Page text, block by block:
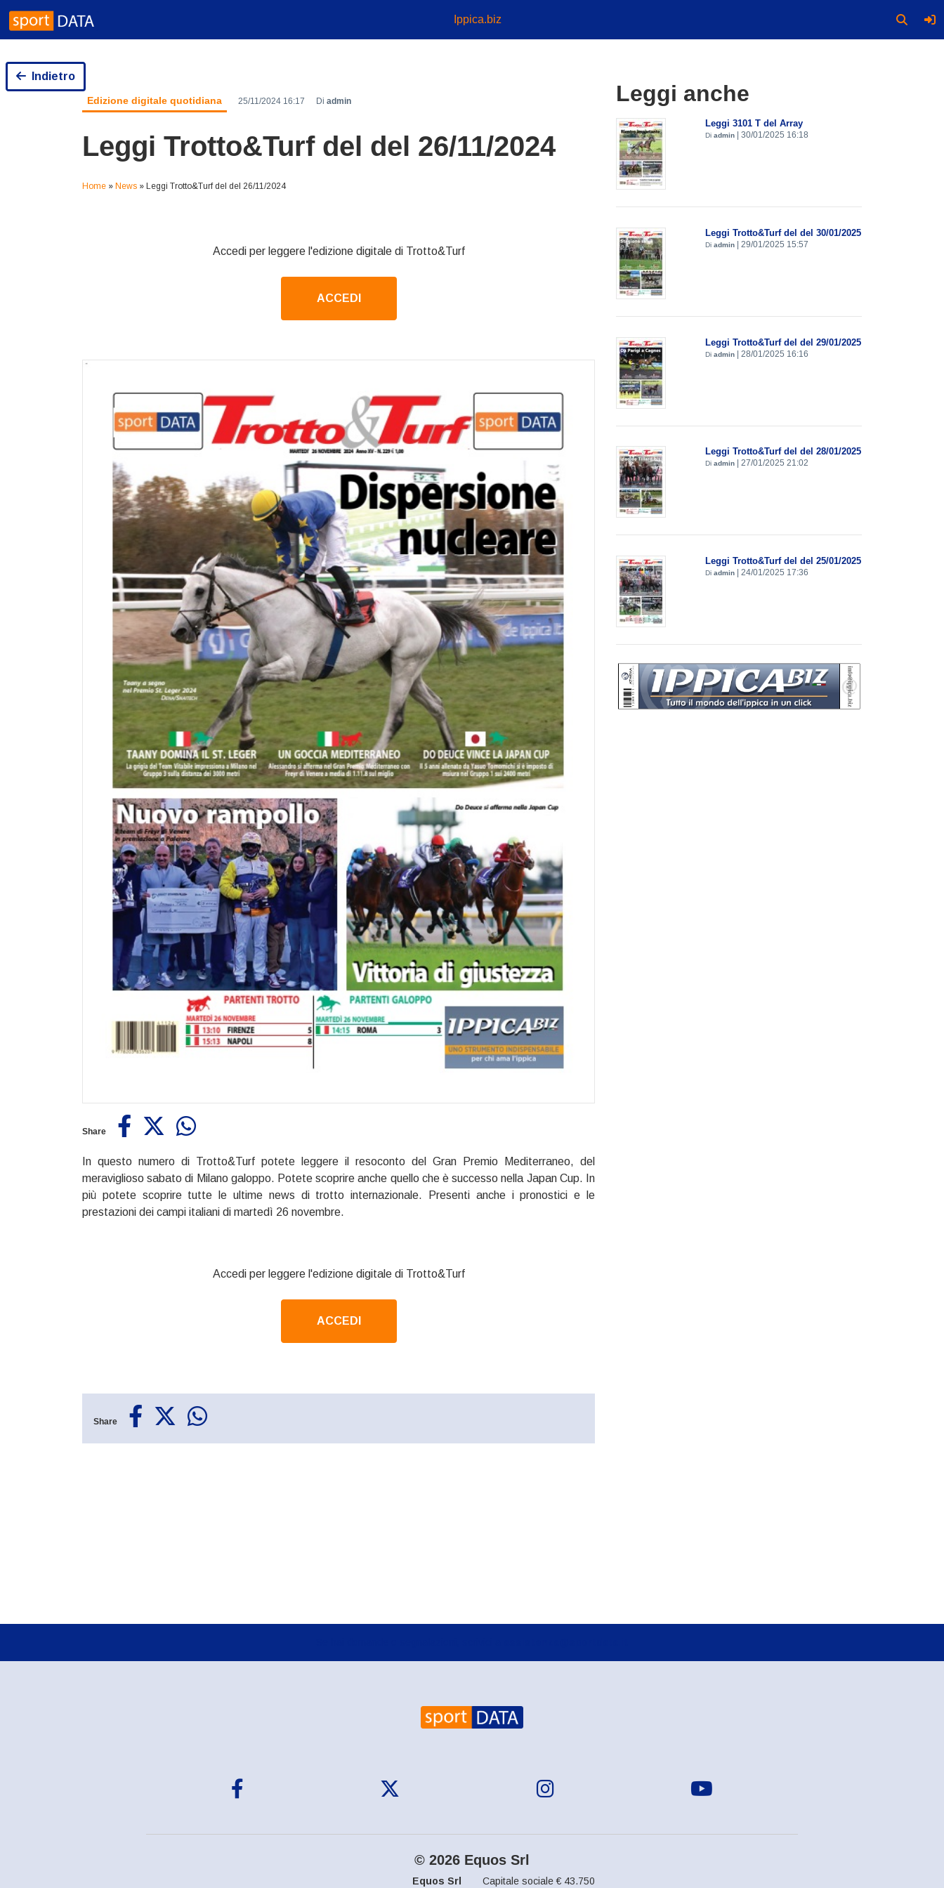
content
Ippica.biz
Indietro
Edizione digitale quotidiana 25/11/2024 16:17 Di admin
Leggi Trotto&Turf del del 26/11/2024
Home » News » Leggi Trotto&Turf del del 26/11/2024
Accedi per leggere l'edizione digitale di Trotto&Turf
ACCEDI
Share
In questo numero di Trotto&Turf potete leggere il resoconto del Gran Premio Mediterraneo, del
meraviglioso sabato di Milano galoppo. Potete scoprire anche quello che è successo nella Japan Cup. In
più potete scoprire tutte le ultime news di trotto internazionale. Presenti anche i pronostici e le
prestazioni dei campi italiani di martedì 26 novembre.
Accedi per leggere l'edizione digitale di Trotto&Turf
ACCEDI
Share
Leggi anche
Leggi 3101 T del Array
Di admin| 30/01/2025 16:18
Leggi Trotto&Turf del del 30/01/2025
Di admin| 29/01/2025 15:57
Leggi Trotto&Turf del del 29/01/2025
Di admin| 28/01/2025 16:16
Leggi Trotto&Turf del del 28/01/2025
Di admin| 27/01/2025 21:02
Leggi Trotto&Turf del del 25/01/2025
Di admin| 24/01/2025 17:36
© 2026 Equos Srl
Equos Srl Capitale sociale € 43.750